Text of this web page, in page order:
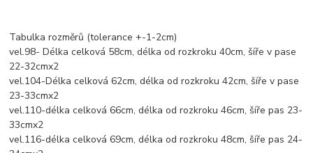
Tabulka rozměrů (tolerance +-1-2cm)
vel.98- Délka celková 58cm, délka od rozkroku 40cm, šíře v pase
22-32cmx2
vel.104-Délka celková 62cm, délka od rozkroku 42cm, šíře v pase
23-33cmx2
vel.110-délka celková 66cm, délka od rozkroku 46cm, šíře pas 23-
33cmx2
vel.116-délka celková 69cm, délka od rozkroku 48cm, šíře pas 24-